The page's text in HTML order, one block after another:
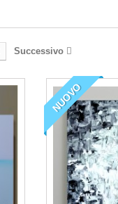
Successivo
NUOVO